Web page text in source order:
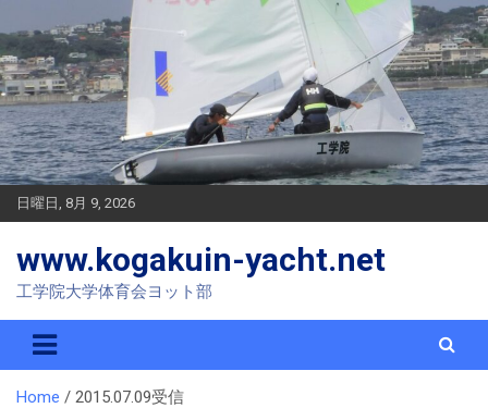
k
i
p
t
o
c
o
日曜日, 8月 9, 2026
www.kogakuin-yacht.net
工学院大学体育会ヨット部
Home 2015.07.09受信